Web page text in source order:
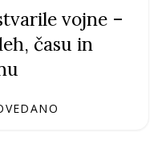
vojne –
času in